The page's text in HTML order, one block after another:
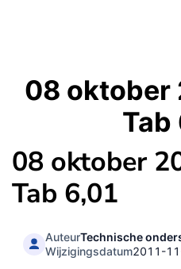
08 oktober
Tab
08 oktober
Tab 6,01
AuteurTechnische
Wijzigingsdatum2011-